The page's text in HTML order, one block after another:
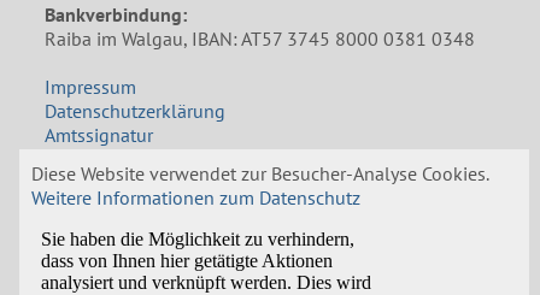
Diese Website verwendet zur Besucher-Analyse Cookies.
Weitere Informationen zum Datenschutz
Bankverbindung:
Raiba im Walgau, IBAN: AT57 3745 8000 0381 0348
Impressum
Datenschutzerklärung
Amtssignatur
Öffnungszeiten Gemeindeamt
Mo: 8:00 bis 12:00 und 14:00 bis 18:00 Uhr
Di: 8:30 bis 12:00 Uhr
Mi: 8:00 bis 12:00 Uhr, Nachmittags nach